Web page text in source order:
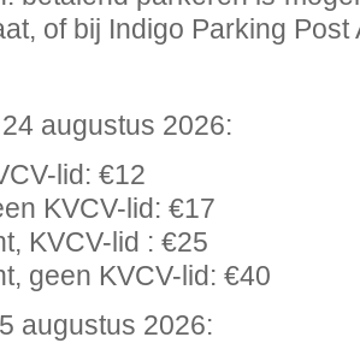
of bij Indigo Parking Post
augustus 2026:
lid: €12
KVCV-lid: €17
KVCV-lid : €25
geen KVCV-lid: €40
augustus 2026: